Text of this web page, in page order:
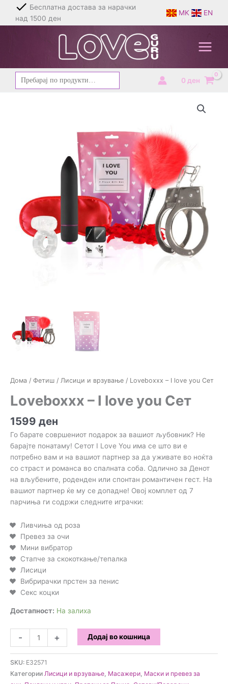
content
Бесплатна достава за нарачки
над 1500 ден
MK EN
Барај
за:
0 ден
Дома / Фетиш / Лисици и врзување / Loveboxxx – I love you Сет
Loveboxxx – I love you Сет
1599 ден
Го барате совршениот подарок за вашиот љубовник? Не
барајте понатаму! Сетот I Love You има се што ви е
потребно вам и на вашиот партнер за да уживате во ноќта
со страст и романса во спалната соба. Одлично за Денот
на вљубените, роденден или спонтан романтичен гест. На
вашиот партнер ќе му се допадне! Овој комплет од 7
парчиња ги содржи следните играчки:
Ливчиња од роза
Превез за очи
Мини вибратор
Стапче за скокоткање/тепалка
Лисици
Вибрирачки прстен за пенис
Секс коцки
Достапност: На залиха
-
Loveboxxx
-
I
love
you
+ Додај во кошница
SKU: E32571
Категории Лисици и врзување, Масажери, Маски и превез за